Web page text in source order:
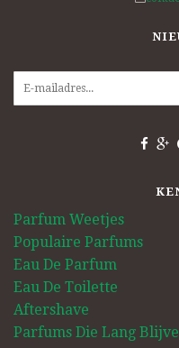
Parfum Weetjes
Populaire Parfums
Eau De Parfum
Eau De Toilette
Aftershave
Parfums Die Lang